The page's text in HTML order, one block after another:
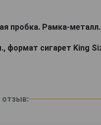
пробка. Рамка-
формат сигарет King
отзыв: